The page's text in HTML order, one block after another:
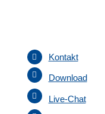
Kontakt
Download
Live-Chat